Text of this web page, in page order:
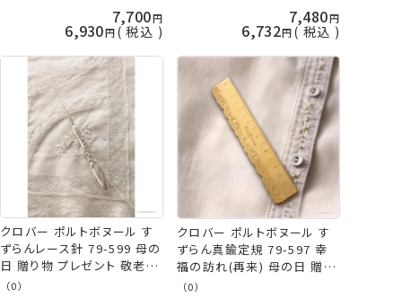
7,700
6,930 税込
7,480
6,732 税込
クロバー ポルトボヌール す
ずらんレース針 79-599 母の
日 贈り物 プレゼント 敬老の
日 clv 手芸の山久
（0）
クロバー ポルトボヌール す
ずらん真鍮定規 79-597 幸
福の訪れ(再来) 母の日 贈り
物 プレゼント 敬老の日 clv
（0）